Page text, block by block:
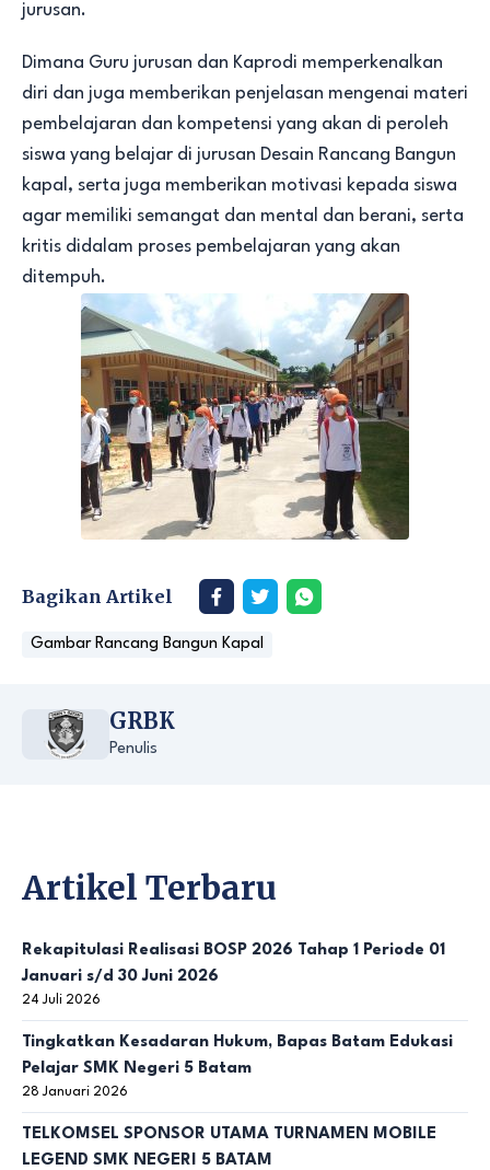
jurusan.
Dimana Guru jurusan dan Kaprodi memperkenalkan
diri dan juga memberikan penjelasan mengenai materi
pembelajaran dan kompetensi yang akan di peroleh
siswa yang belajar di jurusan Desain Rancang Bangun
kapal, serta juga memberikan motivasi kepada siswa
agar memiliki semangat dan mental dan berani, serta
kritis didalam proses pembelajaran yang akan
ditempuh.
Bagikan Artikel
Gambar Rancang Bangun Kapal
GRBK
Penulis
Artikel Terbaru
Rekapitulasi Realisasi BOSP 2026 Tahap 1 Periode 01
Januari s/d 30 Juni 2026
24 Juli 2026
Tingkatkan Kesadaran Hukum, Bapas Batam Edukasi
Pelajar SMK Negeri 5 Batam
28 Januari 2026
TELKOMSEL SPONSOR UTAMA TURNAMEN MOBILE
LEGEND SMK NEGERI 5 BATAM